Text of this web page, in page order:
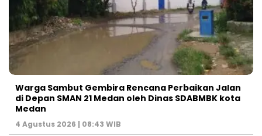
Warga Sambut Gembira Rencana Perbaikan Jalan
di Depan SMAN 21 Medan oleh Dinas SDABMBK kota
Medan
4 Agustus 2026 | 08:43 WIB